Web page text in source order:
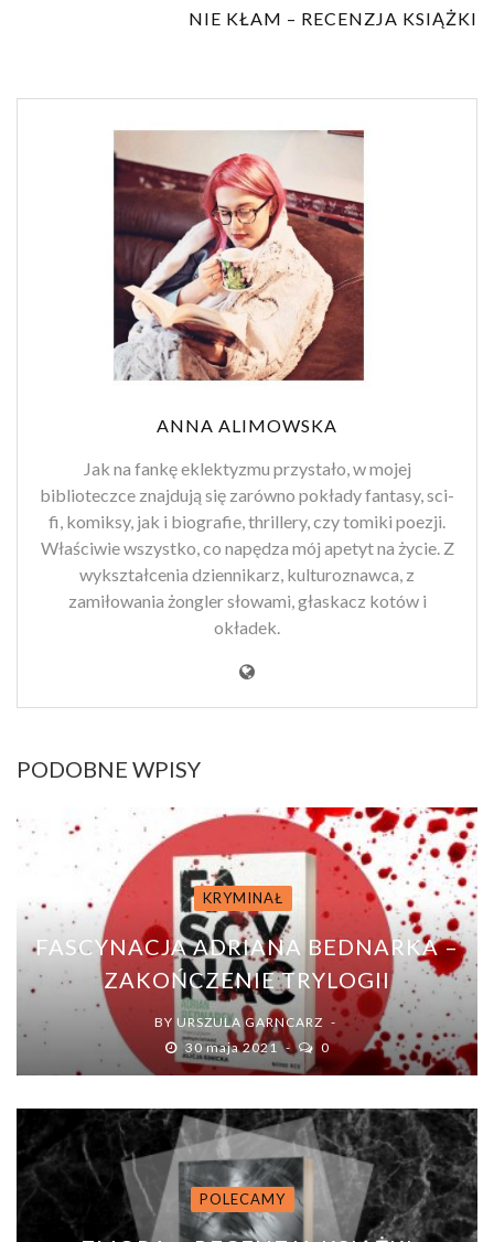
NIE KŁAM – RECENZJA KSIĄŻKI
ANNA ALIMOWSKA
Jak na fankę eklektyzmu przystało, w mojej
biblioteczce znajdują się zarówno pokłady fantasy, sci-
fi, komiksy, jak i biografie, thrillery, czy tomiki poezji.
Właściwie wszystko, co napędza mój apetyt na życie. Z
wykształcenia dziennikarz, kulturoznawca, z
zamiłowania żongler słowami, głaskacz kotów i
okładek.
PODOBNE WPISY
KRYMINAŁ
FASCYNACJA ADRIANA BEDNARKA –
ZAKOŃCZENIE TRYLOGII
BY URSZULA GARNCARZ
30 maja 2021
0
POLECAMY